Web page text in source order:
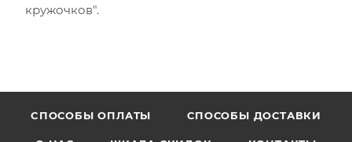
кружочков".
CПОСОБЫ ОПЛАТЫ СПОСОБЫ ДОСТАВКИ